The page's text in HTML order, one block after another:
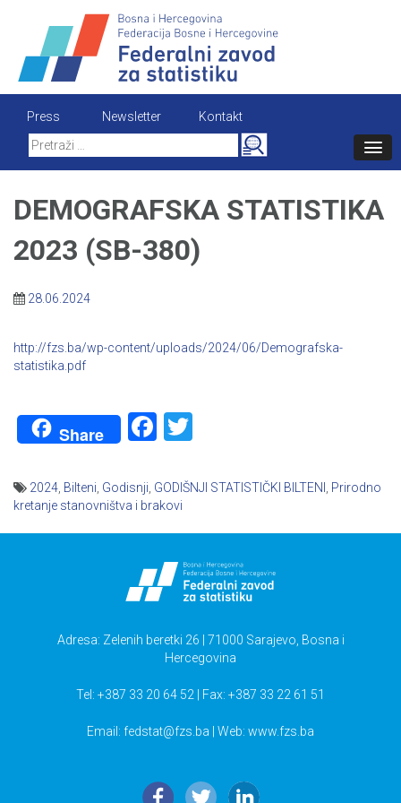
content
Press Newsletter
Kontakt
Search
for:
DEMOGRAFSKA STATISTIKA
2023 (SB-380)
28.06.2024
http://fzs.ba/wp-content/uploads/2024/06/Demografska-
statistika.pdf
Share Facebook
2024 Bilteni Godisnji GODIŠNJI STATISTIČKI BILTENI
Prirodno
kretanje stanovništva i brakovi
Adresa: Zelenih beretki 26 | 71000 Sarajevo, Bosna i
Hercegovina
Tel: +387 33 20 64 52 | Fax: +387 33 22 61 51
Email: fedstat@fzs.ba | Web: www.fzs.ba